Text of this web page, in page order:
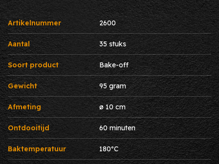
Artikelnummer 2600
Aantal 35 stuks
Soort product Bake-off
Gewicht 95 gram
Afmeting ø 10 cm
Ontdooitijd 60 minuten
Baktemperatuur 180ºC